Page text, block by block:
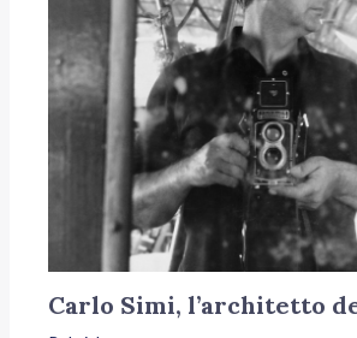
Carlo Simi, l’architetto